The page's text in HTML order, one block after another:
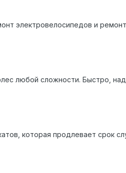
электровелосипедов и
любой сложности. Быстро,
которая продлевает срок